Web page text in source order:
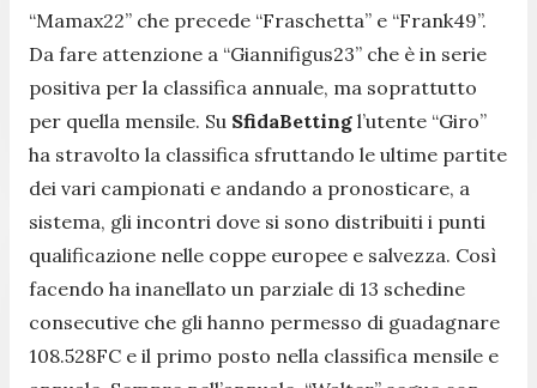
“Mamax22” che precede “Fraschetta” e “Frank49”.
Da fare attenzione a “Giannifigus23” che è in serie
positiva per la classifica annuale, ma soprattutto
per quella mensile. Su SfidaBetting l’utente “Giro”
ha stravolto la classifica sfruttando le ultime partite
dei vari campionati e andando a pronosticare, a
sistema, gli incontri dove si sono distribuiti i punti
qualificazione nelle coppe europee e salvezza. Così
facendo ha inanellato un parziale di 13 schedine
consecutive che gli hanno permesso di guadagnare
108.528FC e il primo posto nella classifica mensile e